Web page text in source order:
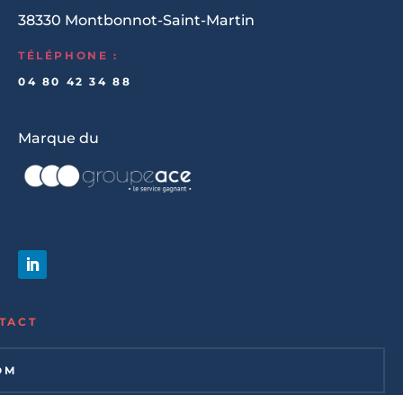
38330 Montbonnot-Saint-Martin
TÉLÉPHONE :
04 80 42 34 88
Marque du